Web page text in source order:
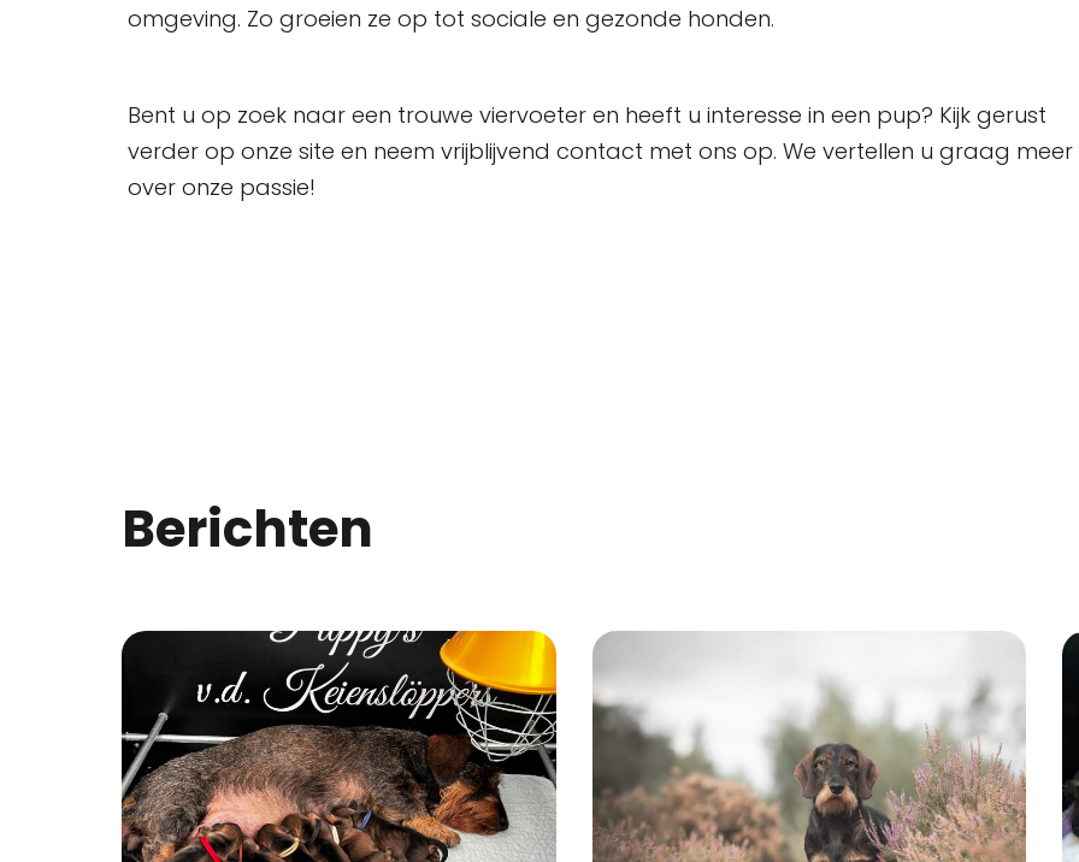
omgeving. Zo groeien ze op tot sociale en gezonde honden.
Bent u op zoek naar een trouwe viervoeter en heeft u interesse in een pup? Kijk gerust
verder op onze site en neem vrijblijvend contact met ons op. We vertellen u graag meer
over onze passie!
Berichten